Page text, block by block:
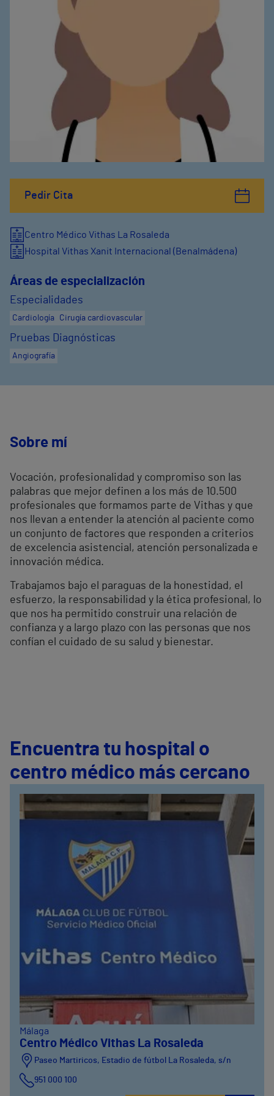
Pedir Cita
Centro Médico Vithas La Rosaleda
Hospital Vithas Xanit Internacional (Benalmádena)
Áreas de especialización
Especialidades
Cardiología Cirugía cardiovascular
Pruebas Diagnósticas
Angiografía
Sobre mí
Vocación, profesionalidad y compromiso son las
palabras que mejor definen a los más de 10.500
profesionales que formamos parte de Vithas y que
nos llevan a entender la atención al paciente como
un conjunto de factores que responden a criterios
de excelencia asistencial, atención personalizada e
innovación médica.
Trabajamos bajo el paraguas de la honestidad, el
esfuerzo, la responsabilidad y la ética profesional, lo
que nos ha permitido construir una relación de
confianza y a largo plazo con las personas que nos
confían el cuidado de su salud y bienestar.
Encuentra tu hospital o
centro médico más cercano
Málaga
Centro Médico Vithas La Rosaleda
Paseo Martiricos, Estadio de fútbol La Rosaleda, s/n
951 000 100